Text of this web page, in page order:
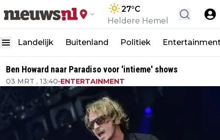
27°C
Heldere Hemel
Landelijk Buitenland Politiek
Ben Howard naar Paradiso voor 'intieme' shows
03 MRT , 13:40•ENTERTAINMENT